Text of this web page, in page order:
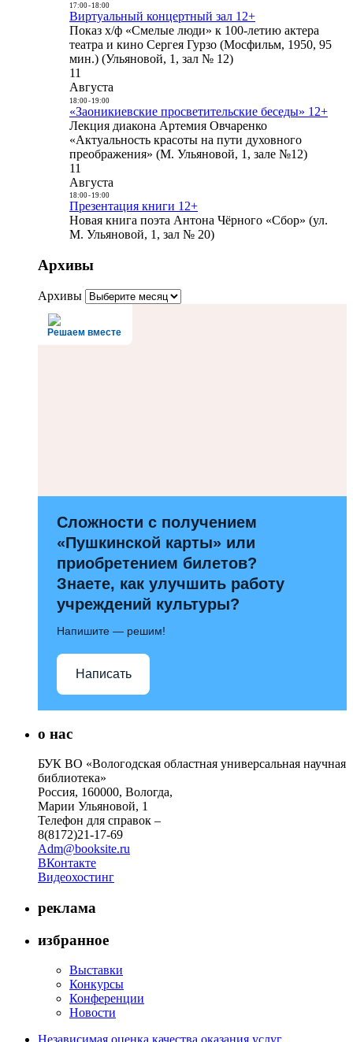
17:00- 18:00
Виртуальный концертный зал 12+
Показ х/ф «Смелые люди» к 100-летию актера
театра и кино Сергея Гурзо (Мосфильм, 1950, 95
мин.) (Ульяновой, 1, зал № 12)
11
Августа
18:00- 19:00
«Заоникиевские просветительские беседы» 12+
Лекция диакона Артемия Овчаренко
«Актуальность красоты на пути духовного
преображения» (М. Ульяновой, 1, зале №12)
11
Августа
18:00- 19:00
Презентация книги 12+
Новая книга поэта Антона Чёрного «Сбор» (ул.
М. Ульяновой, 1, зал № 20)
Архивы
Архивы
Решаем вместе
Сложности с получением
«Пушкинской карты» или
приобретением билетов?
Знаете, как улучшить работу
учреждений культуры?
Напишите — решим!
Написать
о нас
БУК ВО «Вологодская областная универсальная научная
библиотека»
Россия, 160000, Вологда,
Марии Ульяновой, 1
Телефон для справок –
8(8172)21-17-69
Adm@booksite.ru
ВКонтакте
Видеохостинг
реклама
избранное
Выставки
Конкурсы
Конференции
Новости